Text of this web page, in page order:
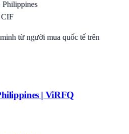
Philippines
CIF
từ người mua quốc tế trên
| ViRFQ